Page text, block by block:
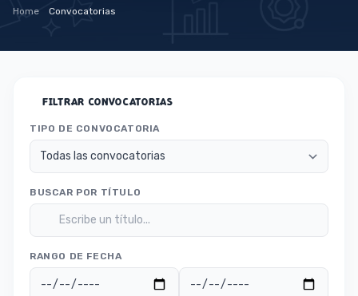
Home Convocatorias
FILTRAR CONVOCATORIAS
TIPO DE CONVOCATORIA
BUSCAR POR TÍTULO
RANGO DE FECHA